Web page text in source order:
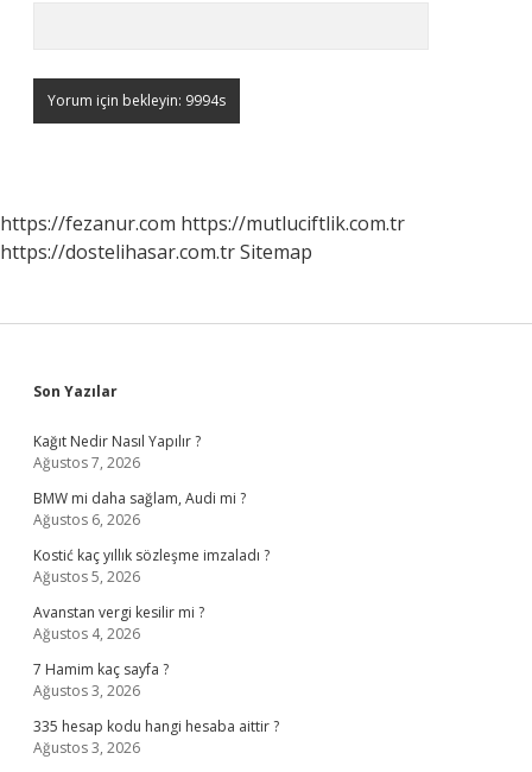
https://fezanur.com https://mutluciftlik.com.tr
https://dostelihasar.com.trSitemap
Sidebar
Son Yazılar
Kağıt Nedir Nasıl Yapılır ?
Ağustos 7, 2026
BMW mi daha sağlam, Audi mi ?
Ağustos 6, 2026
Kostić kaç yıllık sözleşme imzaladı ?
Ağustos 5, 2026
Avanstan vergi kesilir mi ?
Ağustos 4, 2026
7 Hamim kaç sayfa ?
Ağustos 3, 2026
335 hesap kodu hangi hesaba aittir ?
Ağustos 3, 2026